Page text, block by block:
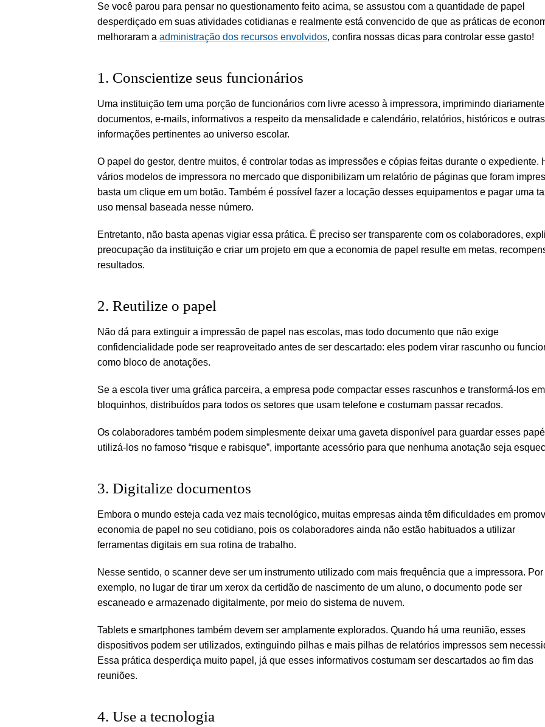
Se você parou para pensar no questionamento feito acima, se assustou com a quantidade de papel
desperdiçado em suas atividades cotidianas e realmente está convencido de que as práticas de
melhoraram a administração dos recursos envolvidos, confira nossas dicas para controlar esse gasto!
1. Conscientize seus funcionários
Uma instituição tem uma porção de funcionários com livre acesso à impressora, imprimindo diariamente
documentos, e-mails, informativos a respeito da mensalidade e calendário, relatórios, históricos e outras
informações pertinentes ao universo escolar.
O papel do gestor, dentre muitos, é controlar todas as impressões e cópias feitas durante o expediente.
vários modelos de impressora no mercado que disponibilizam um relatório de páginas que foram
basta um clique em um botão. Também é possível fazer a locação desses equipamentos e pagar uma
uso mensal baseada nesse número.
Entretanto, não basta apenas vigiar essa prática. É preciso ser transparente com os colaboradores,
preocupação da instituição e criar um projeto em que a economia de papel resulte em metas,
resultados.
2. Reutilize o papel
Não dá para extinguir a impressão de papel nas escolas, mas todo documento que não exige
confidencialidade pode ser reaproveitado antes de ser descartado: eles podem virar rascunho ou
como bloco de anotações.
Se a escola tiver uma gráfica parceira, a empresa pode compactar esses rascunhos e transformá-los em
bloquinhos, distribuídos para todos os setores que usam telefone e costumam passar recados.
Os colaboradores também podem simplesmente deixar uma gaveta disponível para guardar esses
utilizá-los no famoso “risque e rabisque”, importante acessório para que nenhuma anotação seja
3. Digitalize documentos
Embora o mundo esteja cada vez mais tecnológico, muitas empresas ainda têm dificuldades em
economia de papel no seu cotidiano, pois os colaboradores ainda não estão habituados a utilizar
ferramentas digitais em sua rotina de trabalho.
Nesse sentido, o scanner deve ser um instrumento utilizado com mais frequência que a impressora. Por
exemplo, no lugar de tirar um xerox da certidão de nascimento de um aluno, o documento pode ser
escaneado e armazenado digitalmente, por meio do sistema de nuvem.
Tablets e smartphones também devem ser amplamente explorados. Quando há uma reunião, esses
dispositivos podem ser utilizados, extinguindo pilhas e mais pilhas de relatórios impressos sem
Essa prática desperdiça muito papel, já que esses informativos costumam ser descartados ao fim das
reuniões.
4. Use a tecnologia